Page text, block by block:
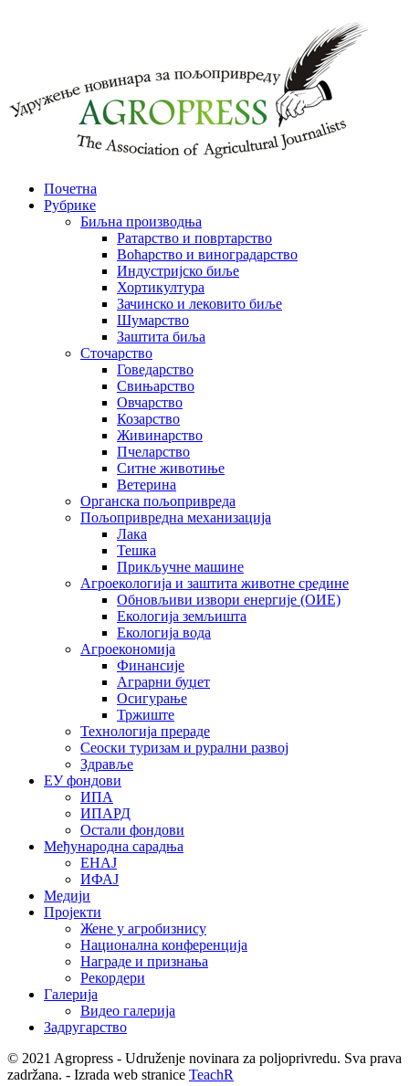
Почетна
Рубрике
Биљна производња
Ратарство и повртарство
Воћарство и виноградарство
Индустријско биље
Хортикултура
Зачинско и лековито биље
Шумарство
Заштита биља
Сточарство
Говедарство
Свињарство
Овчарство
Козарство
Живинарство
Пчеларство
Ситне животиње
Ветерина
Органска пољопривреда
Пољопривредна механизација
Лака
Тешка
Прикључне машине
Агроекологија и заштита животне средине
Обновљиви извори енергије (ОИЕ)
Екологија земљишта
Екологија вода
Агроекономија
Финансије
Аграрни буџет
Осигурање
Тржиште
Технологија прераде
Сеоски туризам и рурални развој
Здравље
ЕУ фондови
ИПА
ИПАРД
Остали фондови
Међународна сарадња
ЕНАЈ
ИФАЈ
Медији
Пројекти
Жене у агробизнису
Национална конференција
Награде и признања
Рекордери
Галерија
Видео галерија
Задругарство
© 2021 Agropress - Udruženje novinara za poljoprivredu. Sva prava
zadržana. - Izrada web stranice TeachR